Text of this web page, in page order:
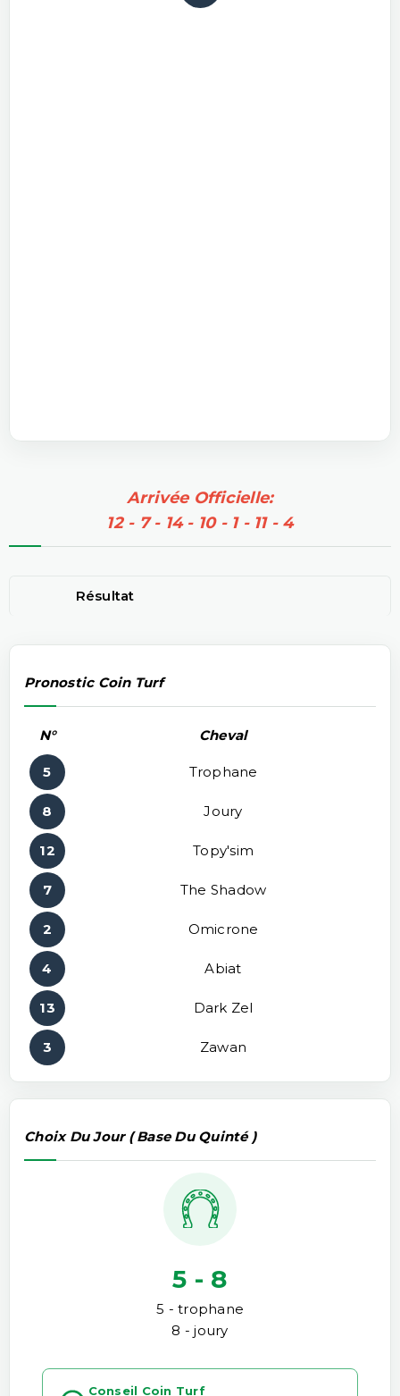
Arrivée Officielle:
12 - 7 - 14 - 10 - 1 - 11 - 4
Résultat
Pronostic Coin Turf
N° Cheval
5 Trophane
8 Joury
12 Topy'sim
7 The Shadow
2 Omicrone
4 Abiat
13 Dark Zel
3 Zawan
Choix Du Jour ( Base Du Quinté )
5 - 8
5 - trophane
8 - joury
Conseil Coin Turf